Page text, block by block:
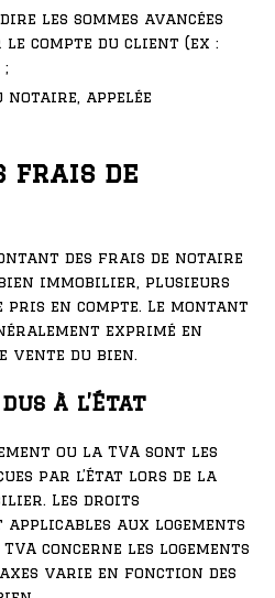
les sommes avancées
compte du client (ex :
notaire, appelée
frais de
des frais de notaire
immobilier, plusieurs
en compte. Le montant
exprimé en
vente du bien.
à l’État
ou la TVA sont les
par l’État lors de la
Les droits
applicables aux logements
concerne les logements
varie en fonction des